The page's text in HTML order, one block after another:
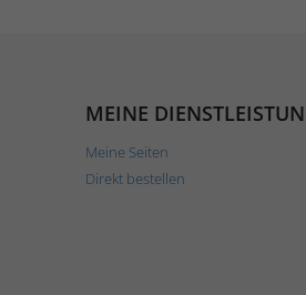
MEINE
Meine Seiten
Direkt bestellen